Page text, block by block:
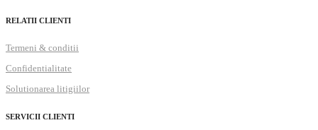
RELATII CLIENTI
Termeni & conditii
Confidentialitate
Solutionarea litigiilor
SERVICII CLIENTI